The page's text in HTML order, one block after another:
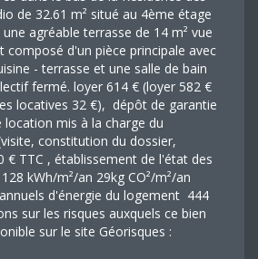
de 32.61 m² situé au 4ème étage
agréable terrasse de 14 m² vue
composé d'un pièce principale avec
- terrasse et une salle de bain
fermé. loyer 614 € (loyer 582 €
locatives 32 €), dépôt de garantie
location mis à la charge du
constitution du dossier,
€ TTC , établissement de l'état des
kWh/m²/an 29kg CO²/m²/an
d'énergie du logement 444
sur les risques auxquels ce bien
sur le site Géorisques :